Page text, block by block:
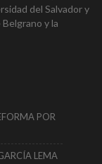
del Salvador y
y la
POR
LEMA